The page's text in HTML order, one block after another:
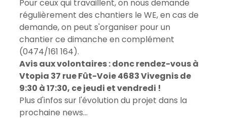
Pour ceux qui travaillent, on nous demande
régulièrement des chantiers le WE, en cas de
demande, on peut s'organiser pour un
chantier ce dimanche en complément
(0474/161 164).
Avis aux volontaires : donc rendez-vous à
Vtopia 37 rue Fût-Voie 4683 Vivegnis de
9:30 à 17:30, ce jeudi et vendredi !
Plus d'infos sur l'évolution du projet dans la
prochaine news...